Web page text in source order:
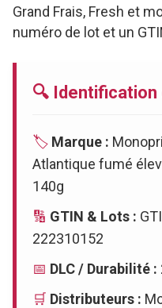
Grand Frais, Fresh et
numéro de lot et un
🔍 Identification
🏷️ Marque :
Atlantique fumé
140g
🔢 GTIN & Lots :
222310152
📅 DLC / Durabilité :
🛒 Distributeurs :